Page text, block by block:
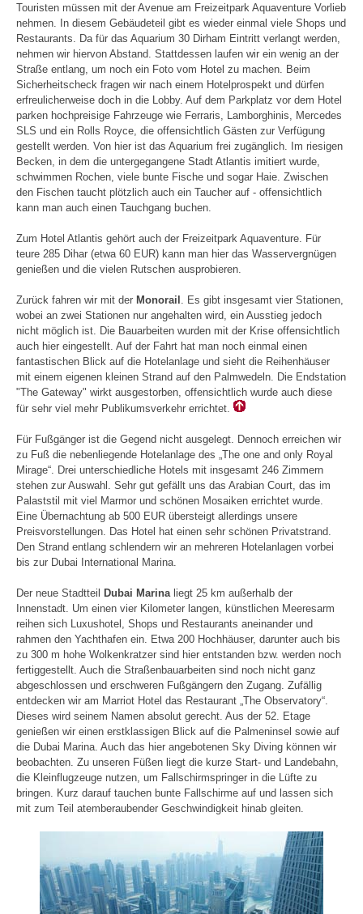
Touristen müssen mit der Avenue am Freizeitpark Aquaventure Vorlieb
nehmen. In diesem Gebäudeteil gibt es wieder einmal viele Shops und
Restaurants. Da für das Aquarium 30 Dirham Eintritt verlangt werden,
nehmen wir hiervon Abstand. Stattdessen laufen wir ein wenig an der
Straße entlang, um noch ein Foto vom Hotel zu machen. Beim
Sicherheitscheck fragen wir nach einem Hotelprospekt und dürfen
erfreulicherweise doch in die Lobby. Auf dem Parkplatz vor dem Hotel
parken hochpreisige Fahrzeuge wie Ferraris, Lamborghinis, Mercedes
SLS und ein Rolls Royce, die offensichtlich Gästen zur Verfügung
gestellt werden. Von hier ist das Aquarium frei zugänglich. Im riesigen
Becken, in dem die untergegangene Stadt Atlantis imitiert wurde,
schwimmen Rochen, viele bunte Fische und sogar Haie. Zwischen
den Fischen taucht plötzlich auch ein Taucher auf - offensichtlich
kann man auch einen Tauchgang buchen.
Zum Hotel Atlantis gehört auch der Freizeitpark Aquaventure. Für
teure 285 Dihar (etwa 60 EUR) kann man hier das Wasservergnügen
genießen und die vielen Rutschen ausprobieren.
Zurück fahren wir mit der Monorail
. Es gibt insgesamt vier Stationen,
wobei an zwei Stationen nur angehalten wird, ein Ausstieg jedoch
nicht möglich ist. Die Bauarbeiten wurden mit der Krise offensichtlich
auch hier eingestellt. Auf der Fahrt hat man noch einmal einen
fantastischen Blick auf die Hotelanlage und sieht die Reihenhäuser
mit einem eigenen kleinen Strand auf den Palmwedeln. Die Endstation
"The Gateway" wirkt ausgestorben, offensichtlich wurde auch diese
für sehr viel mehr Publikumsverkehr errichtet.
Für Fußgänger ist die Gegend nicht ausgelegt. Dennoch erreichen wir
zu Fuß die nebenliegende Hotelanlage des „The one and only Royal
Mirage“. Drei unterschiedliche Hotels mit insgesamt 246 Zimmern
stehen zur Auswahl. Sehr gut gefällt uns das Arabian Court, das im
Palaststil mit viel Marmor und schönen Mosaiken errichtet wurde.
Eine Übernachtung ab 500 EUR übersteigt allerdings unsere
Preisvorstellungen. Das Hotel hat einen sehr schönen Privatstrand.
Den Strand entlang schlendern wir an mehreren Hotelanlagen vorbei
bis zur Dubai International Marina.
Der neue Stadtteil Dubai Marinaliegt 25 km außerhalb der
Innenstadt. Um einen vier Kilometer langen, künstlichen Meeresarm
reihen sich Luxushotel, Shops und Restaurants aneinander und
rahmen den Yachthafen ein. Etwa 200 Hochhäuser, darunter auch bis
zu 300 m hohe Wolkenkratzer sind hier entstanden bzw. werden noch
fertiggestellt. Auch die Straßenbauarbeiten sind noch nicht ganz
abgeschlossen und erschweren Fußgängern den Zugang. Zufällig
entdecken wir am Marriot Hotel das Restaurant „The Observatory“.
Dieses wird seinem Namen absolut gerecht. Aus der 52. Etage
genießen wir einen erstklassigen Blick auf die Palmeninsel sowie auf
die Dubai Marina. Auch das hier angebotenen Sky Diving können wir
beobachten. Zu unseren Füßen liegt die kurze Start- und Landebahn,
die Kleinflugzeuge nutzen, um Fallschirmspringer in die Lüfte zu
bringen. Kurz darauf tauchen bunte Fallschirme auf und lassen sich
mit zum Teil atemberaubender Geschwindigkeit hinab gleiten.